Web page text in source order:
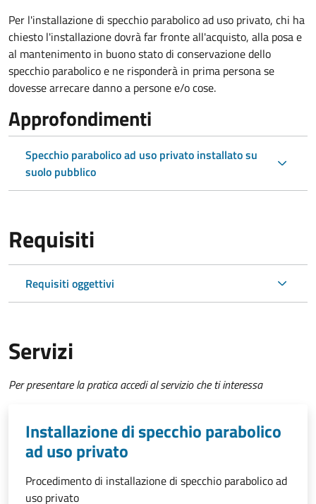
Per l'installazione di specchio parabolico ad uso privato, chi ha
chiesto l'installazione dovrà far fronte all'acquisto, alla posa e
al mantenimento in buono stato di conservazione dello
specchio parabolico e ne risponderà in prima persona se
dovesse arrecare danno a persone e/o cose.
Approfondimenti
Specchio parabolico ad uso privato installato su
suolo pubblico
Requisiti
Requisiti oggettivi
Servizi
Per presentare la pratica accedi al servizio che ti interessa
Installazione di specchio parabolico
ad uso privato
Procedimento di installazione di specchio parabolico ad
uso privato